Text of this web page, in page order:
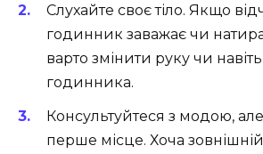
Слухайте своє тіло. Якщо
годинник заважає чи
варто змінити руку чи
годинника.
Консультуйтеся з модою, але
перше місце. Хоча